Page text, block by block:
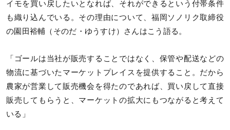
イモを買い戻したいとなれば、それができるという付帯条件
も織り込んでいる。その理由について、福岡ソノリク取締役
の園田裕輔（そのだ・ゆうすけ）さんはこう語る。
「ゴールは当社が販売することではなく、保管や配送などの
物流に基づいたマーケットプレイスを提供すること。だから
農家が営業して販売機会を得たのであれば、買い戻して直接
販売してもらうと、マーケットの拡大にもつながると考えて
いる」